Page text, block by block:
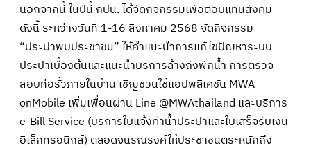
นอกจากนี้ ในปีนี้ กปน. ได้จัดกิจกรรมเพื่อตอบแทนสังคม
ดังนี้ ระหว่างวันที่ 1-16 สิงหาคม 2568 จัดกิจกรรม
“ประปาพบประชาชน” ให้คำแนะนำการแก้ไขปัญหาระบบ
ประปาเบื้องต้นและแนะนำบริการล้างถังพักน้ำ การตรวจ
สอบท่อรั่วภายในบ้าน เชิญชวนใช้แอปพลิเคชัน MWA
onMobile เพิ่มเพื่อนผ่าน Line @MWAthailand และบริการ
e-Bill Service (บริการใบแจ้งค่าน้ำประปาและใบเสร็จรับเงิน
อิเล็กทรอนิกส์) ตลอดจนรณรงค์ให้ประชาชนตระหนักถึง